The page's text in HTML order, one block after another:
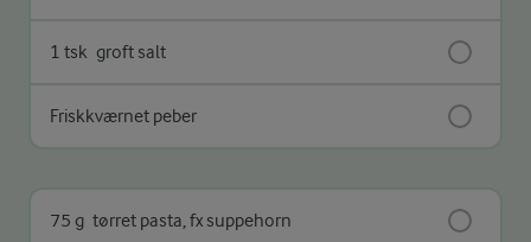
1 tsk groft salt
Friskkværnet peber
75 g tørret pasta, fx suppehorn